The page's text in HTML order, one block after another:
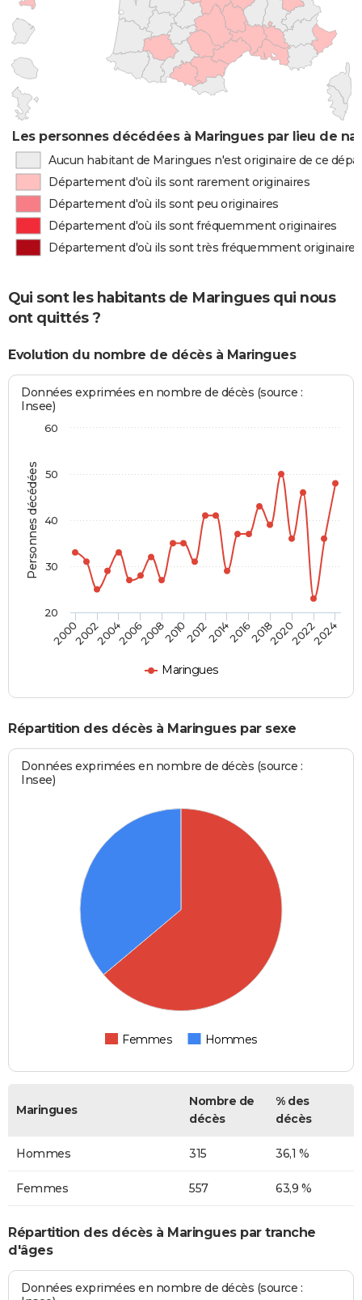
Les personnes décédées à Maringues par lieu de
Aucun habitant de Maringues n'est originaire de ce
Département d'où ils sont rarement originaires
Département d'où ils sont peu originaires
Département d'où ils sont fréquemment originaires
Département d'où ils sont très fréquemment originaires
Qui sont les habitants de Maringues qui nous
ont quittés ?
Evolution du nombre de décès à Maringues
Personnes décédées
Données exprimées en nombre de décès (source :
Insee)
Maringues
2000200220042006200820102012201420162018202020222024
20
30
40
50
60
Répartition des décès à Maringues par sexe
Données exprimées en nombre de décès (source :
Insee)
Femmes Hommes
Maringues
Nombre de
décès
% des
décès
Hommes 315 36,1 %
Femmes 557 63,9 %
Répartition des décès à Maringues par tranche
d'âges
Données exprimées en nombre de décès (source :